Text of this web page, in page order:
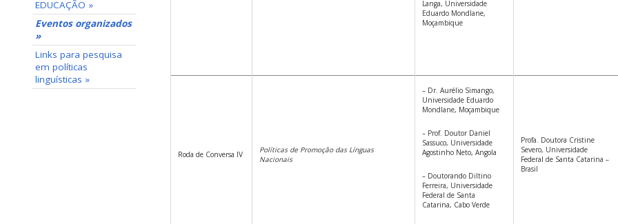
EDUCAÇÃO »
Eventos organizados
»
Links para pesquisa
em políticas
linguísticas »
Langa, Universidade
Eduardo Mondlane,
Moçambique
Roda de Conversa IV
Políticas de Promoção das Línguas
Nacionais
– Dr. Aurélio Simango,
Universidade Eduardo
Mondlane, Moçambique
– Prof. Doutor Daniel
Sassuco, Universidade
Agostinho Neto, Angola
– Doutorando Diltino
Ferreira, Universidade
Federal de Santa
Catarina, Cabo Verde
Profa. Doutora Cristine
Severo, Universidade
Federal de Santa Catarina –
Brasil